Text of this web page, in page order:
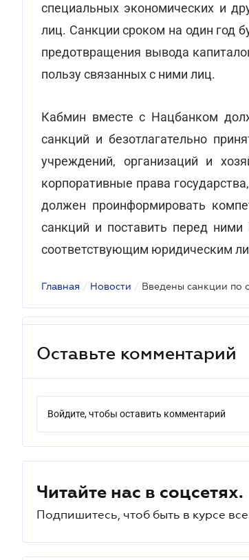
специальных экономических и
лиц. Санкции сроком на один год
предотвращения вывода
пользу связанных с ними лиц.
Кабмин вместе с Нацбанком
санкций и безотлагательно
учреждений, организаций и
корпоративные права
должен проинформировать
санкций и поставить перед
соответствующим юридическим
Главная / Новости / Введены санкции по
Оставьте комментарий
Войдите, чтобы оставить комментарий
Читайте нас в соцсетях.
Подпишитесь, чтоб быть в курсе